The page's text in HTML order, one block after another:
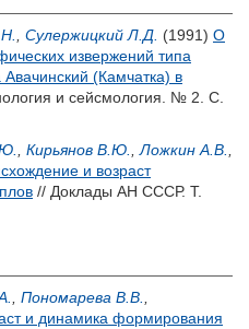
Сулержицкий Л.Д. (1991) О
извержений типа
(Камчатка) в
и сейсмология. № 2. С.
Кирьянов В.Ю. Ложкин А.В.
и возраст
// Доклады АН СССР. Т.
Пономарева В.В.
и динамика формирования